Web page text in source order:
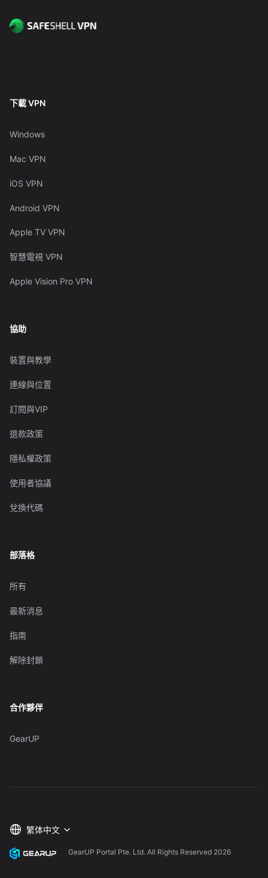
下載 VPN
Windows
Mac VPN
iOS VPN
Android VPN
Apple TV VPN
智慧電視 VPN
Apple Vision Pro VPN
協助
裝置與教學
連線與位置
訂閱與VIP
退款政策
隱私權政策
使用者協議
兌換代碼
部落格
所有
最新消息
指南
解除封鎖
合作夥伴
GearUP
GearUP Portal Pte. Ltd. All Rights Reserved 2026
繁体中文